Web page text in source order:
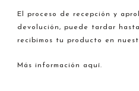
El proceso de recepción y
devolución, puede tardar
recibimos tu producto en
Más información aquí.